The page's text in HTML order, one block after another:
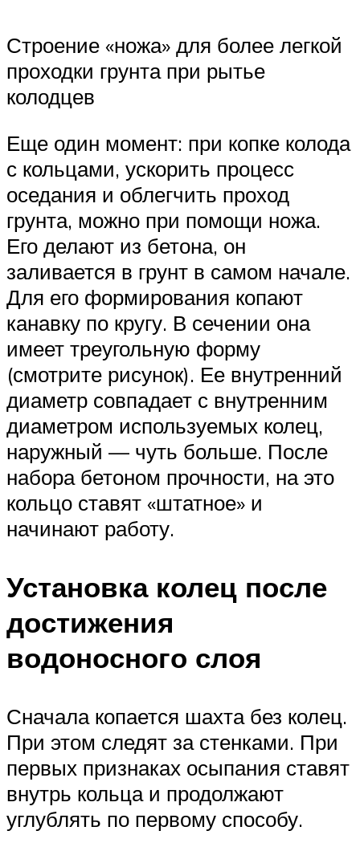
Строение «ножа» для более легкой
проходки грунта при рытье
колодцев
Еще один момент: при копке колода
с кольцами, ускорить процесс
оседания и облегчить проход
грунта, можно при помощи ножа.
Его делают из бетона, он
заливается в грунт в самом начале.
Для его формирования копают
канавку по кругу. В сечении она
имеет треугольную форму
(смотрите рисунок). Ее внутренний
диаметр совпадает с внутренним
диаметром используемых колец,
наружный — чуть больше. После
набора бетоном прочности, на это
кольцо ставят «штатное» и
начинают работу.
Установка колец после
достижения
водоносного слоя
Сначала копается шахта без колец.
При этом следят за стенками. При
первых признаках осыпания ставят
внутрь кольца и продолжают
углублять по первому способу.